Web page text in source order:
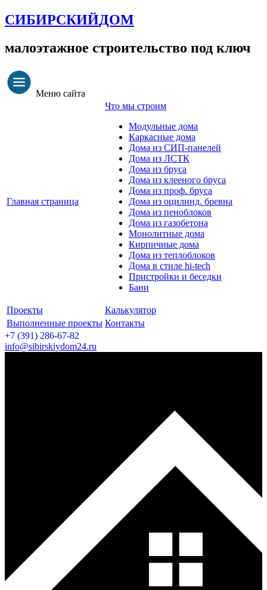
СИБИРСКИЙДОМ
малоэтажное строительство под ключ
Меню сайта
Главная страница
Что мы строим
Модульные дома
Каркасные дома
Дома из СИП-панелей
Дома из ЛСТК
Дома из бруса
Дома из клееного бруса
Дома из проф. бруса
Дома из оцилинд. бревна
Дома из пеноблоков
Дома из газобетона
Монолитные дома
Кирпичные дома
Дома из теплоблоков
Дома в стиле hi-tech
Пристройки и беседки
Бани
Проекты
Калькулятор
Выполненные проекты Контакты
+7 (391) 286-67-82
info@sibirskiydom24.ru